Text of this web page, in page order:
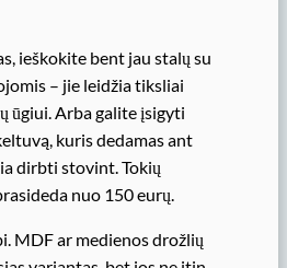
ieškokite bent jau stalų su
– jie leidžia tiksliai
ūgiui. Arba galite įsigyti
kuris dedamas ant
dirbti stovint. Tokių
nuo 150 eurų.
MDF ar medienos drožlių